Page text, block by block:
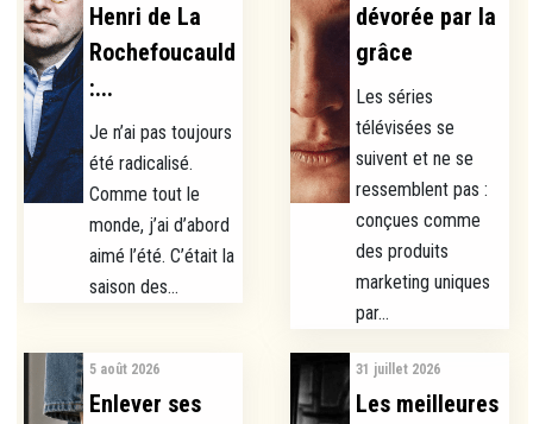
Henri de La
Rochefoucauld
:...
Je n’ai pas toujours
été radicalisé.
Comme tout le
monde, j’ai d’abord
aimé l’été. C’était la
saison des...
dévorée par la
grâce
Les séries
télévisées se
suivent et ne se
ressemblent pas :
conçues comme
des produits
marketing uniques
par...
5 août 2026
Enlever ses
31 juillet 2026
Les meilleures